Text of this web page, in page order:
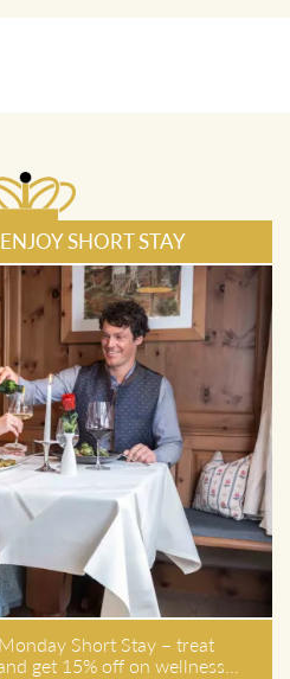
SHORT STAY
Short Stay – treat
get 15% off on wellness…